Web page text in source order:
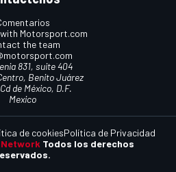
Motorsport.com
the team
831, suite 404
Benito Juárez
de México, D.F.
Mexico
Todos los derechos
de cookiesPolítica de Privacidad